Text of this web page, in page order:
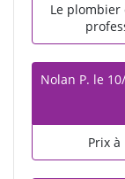
Le
Nolan P. le
Prix